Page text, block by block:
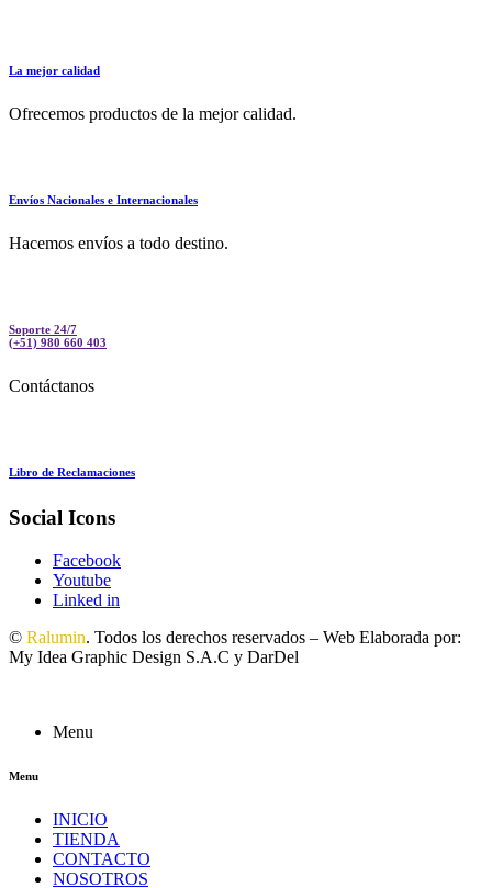
La mejor calidad
Ofrecemos productos de la mejor calidad.
Envíos Nacionales e Internacionales
Hacemos envíos a todo destino.
Soporte 24/7
(+51) 980 660 403
Contáctanos
Libro de Reclamaciones
Social Icons
Facebook
Youtube
Linked in
© Ralumin. Todos los derechos reservados – Web Elaborada por:
My Idea Graphic Design S.A.C y DarDel
Menu
Menu
INICIO
TIENDA
CONTACTO
NOSOTROS